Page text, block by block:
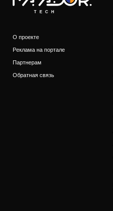
TECH
О проекте
Реклама на портале
Партнерам
Обратная связь